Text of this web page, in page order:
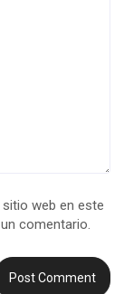
web en este
comentario.